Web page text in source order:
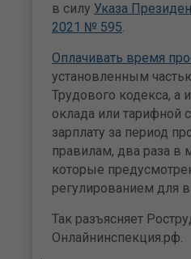
в силу Указа
2021 № 595.
Оплачивать время
установленным
Трудового кодекса, а
оклада или тарифной
зарплату за период
правилам, два раза в
которые
регулированием для
Так разъясняет
Онлайнинспекция.рф.